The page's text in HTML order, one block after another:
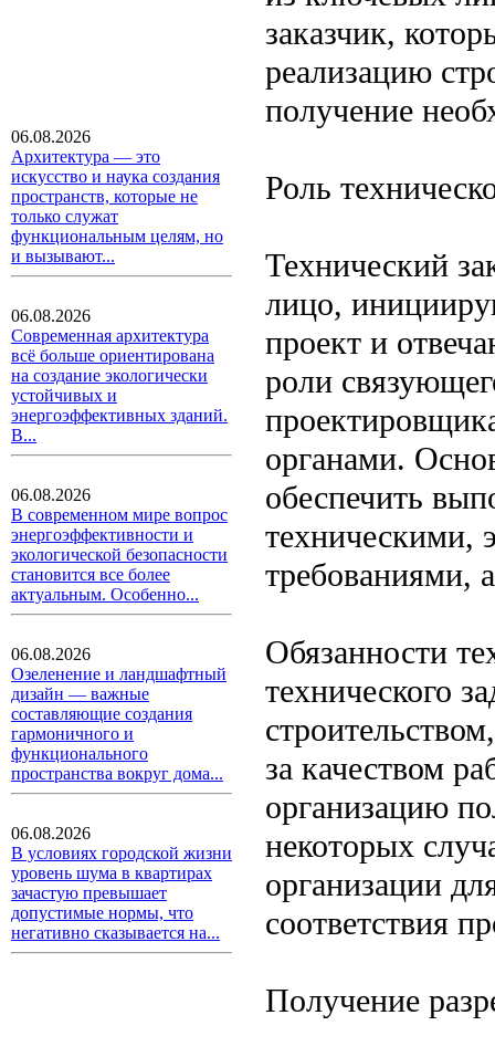
06.08.2026
Архитектура — это
искусство и наука создания
пространств, которые не
только служат
функциональным целям, но
и вызывают...
06.08.2026
Современная архитектура
всё больше ориентирована
на создание экологически
устойчивых и
энергоэффективных зданий.
В...
06.08.2026
В современном мире вопрос
энергоэффективности и
экологической безопасности
становится все более
актуальным. Особенно...
06.08.2026
Озеленение и ландшафтный
дизайн — важные
составляющие создания
гармоничного и
функционального
пространства вокруг дома...
06.08.2026
В условиях городской жизни
уровень шума в квартирах
зачастую превышает
допустимые нормы, что
негативно сказывается на...
заказчик,
реализацию
получение
Роль
Технический
лицо,
проект и
роли
органами.
обеспечить
техническими,
требованиями,
Обязанности
технического
за качеством
организацию
некоторых
организации
соответствия
Получение